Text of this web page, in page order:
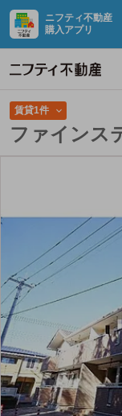
ニフティ不動産
購入アプリ
賃貸1件
ファインス